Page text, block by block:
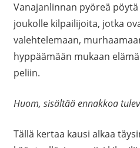
Vanajanlinnan pyöreä
joukolle kilpailijoita, jotka
valehtelemaan,
hyppäämään mukaan
peliin.
Huom, sisältää ennakkoa
Tällä kertaa kausi alkaa